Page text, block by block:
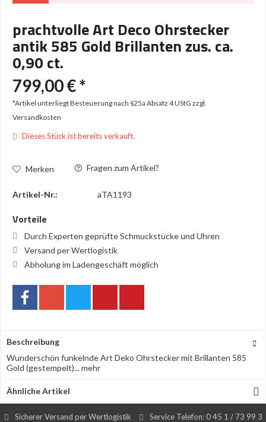
prachtvolle Art Deco Ohrstecker
antik 585 Gold Brillanten zus. ca.
0,90 ct.
799,00 € *
*Artikel unterliegt Besteuerung nach §25a Absatz 4 UStG zzgl.
Versandkosten
Dieses Stück ist bereits verkauft.
Merken Fragen zum Artikel?
Artikel-Nr.: aTA1193
Vorteile
Durch Experten geprüfte Schmuckstücke und Uhren
Versand per Wertlogistik
Abholung im Ladengeschäft möglich
Beschreibung
Wunderschön funkelnde Art Deko Ohrstecker mit Brillanten 585
Gold (gestempelt)...mehr
Ähnliche Artikel
Sicherer Versand per Wertlogistik Service Telefon: 0 45 1 / 73 99 3